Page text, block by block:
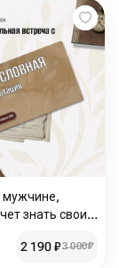
мужчине,
знать свои
2 190₽3 000₽